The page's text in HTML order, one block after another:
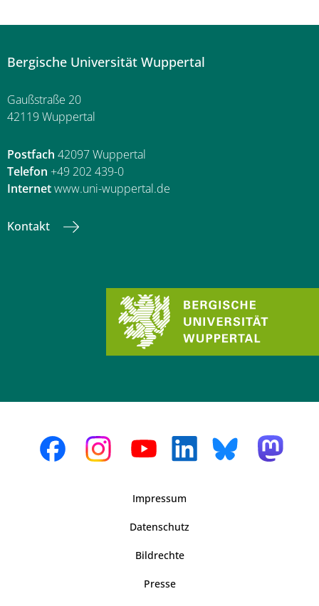
Bergische Universität Wuppertal
Gaußstraße 20
42119 Wuppertal
Postfach 42097 Wuppertal
Telefon +49 202 439-0
Internetwww.uni-wuppertal.de
Kontakt
Impressum
Datenschutz
Bildrechte
Presse